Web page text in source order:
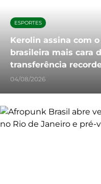
ESPORTES
Kerolin assina com
brasileira mais cara
transferência
04/08/2026